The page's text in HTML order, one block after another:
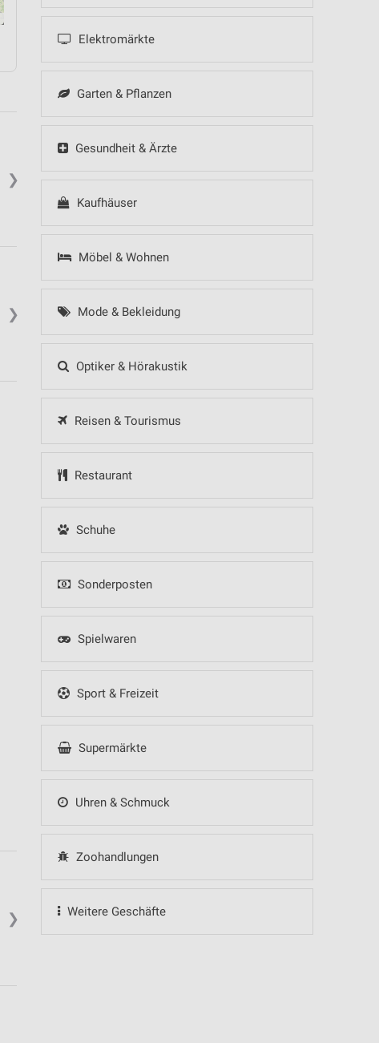
Elektromärkte
Garten & Pflanzen
Gesundheit & Ärzte
Kaufhäuser
Möbel & Wohnen
Mode & Bekleidung
Optiker & Hörakustik
Reisen & Tourismus
Restaurant
Schuhe
Sonderposten
Spielwaren
Sport & Freizeit
Supermärkte
Uhren & Schmuck
Zoohandlungen
Weitere Geschäfte
❯
❯
❯